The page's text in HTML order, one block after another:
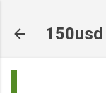
150usd